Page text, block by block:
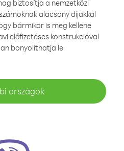
biztosítja a nemzetközi
alacsony díjakkal
bármikor is meg kellene
előfizetéses konstrukcióval
bonyolíthatja le
országok